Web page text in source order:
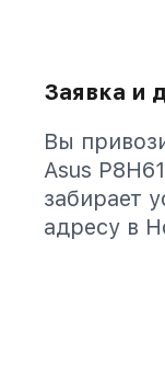
Заявка и
Вы
Asus
забирает
адресу в